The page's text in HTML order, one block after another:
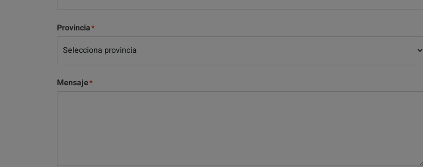
Provincia
Mensaje